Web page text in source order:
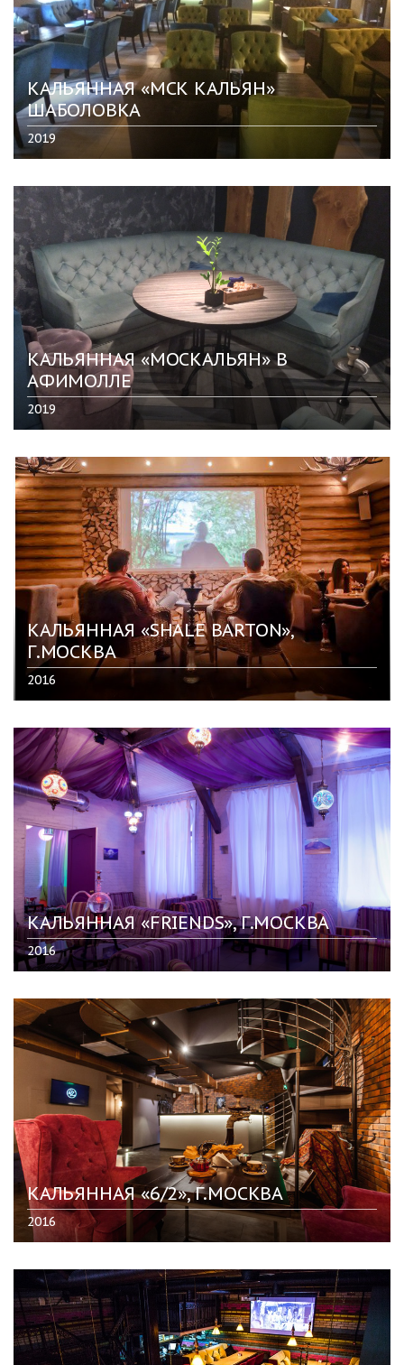
КАЛЬЯННАЯ «МСК КАЛЬЯН»
ШАБОЛОВКА
2019
КАЛЬЯННАЯ «МОСКАЛЬЯН» В
АФИМОЛЛЕ
2019
КАЛЬЯННАЯ «SHALE BARTON»,
Г.МОСКВА
2016
КАЛЬЯННАЯ «FRIENDS», Г.МОСКВА
2016
КАЛЬЯННАЯ «6/2», Г.МОСКВА
2016